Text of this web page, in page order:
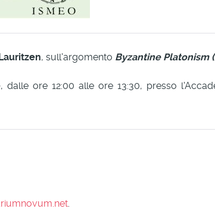
, sull'argomento Byzantine Platonism
, dalle ore 12:00 alle ore 13:30, presso
.